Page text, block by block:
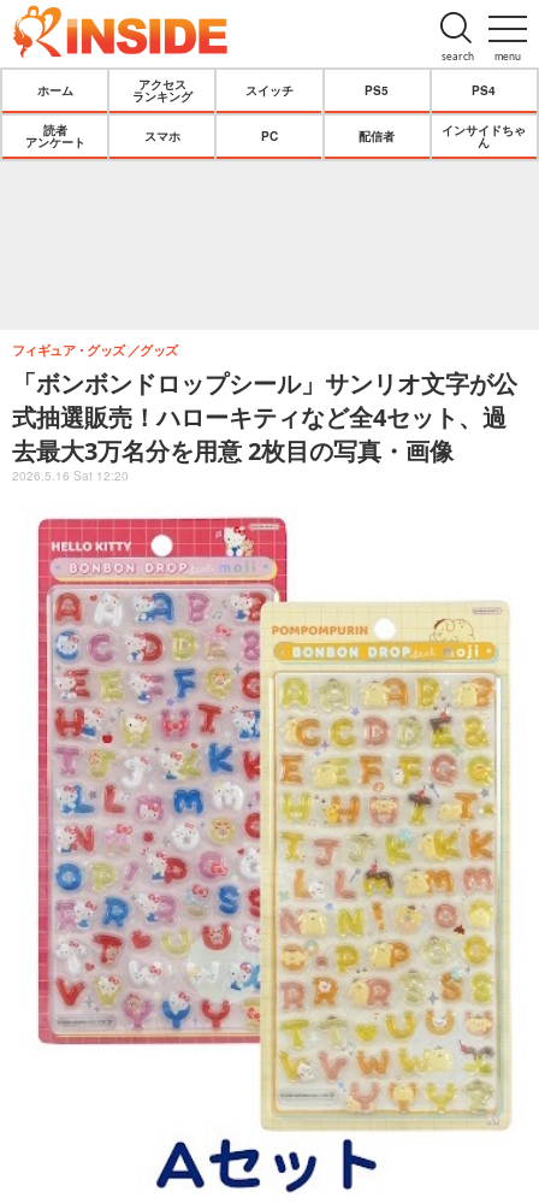
menu
search
ホーム
アクセス
ランキング
スイッチ PS5 PS4
読者
アンケート
スマホ PC 配信者
インサイドちゃ
ん
「ボンボンドロップシール」サンリオ文字が公
式抽選販売！ハローキティなど全4セット、過
去最大3万名分を用意 2枚目の写真・画像
フィギュア・グッズ グッズ
2026.5.16 Sat 12:20